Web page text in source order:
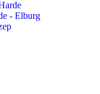
- Elburg